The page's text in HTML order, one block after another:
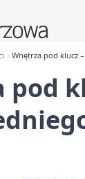
Wnętrza pod klucz
pod